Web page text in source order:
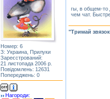
Номер: 6
З: Украина, Прилуки
Зареєстрований:
21 листопада 2006 р.
Повідомлень: 12631
Попереджень: 0
Нагороди:
гы, в общем-то
чем чат.
"Тримай